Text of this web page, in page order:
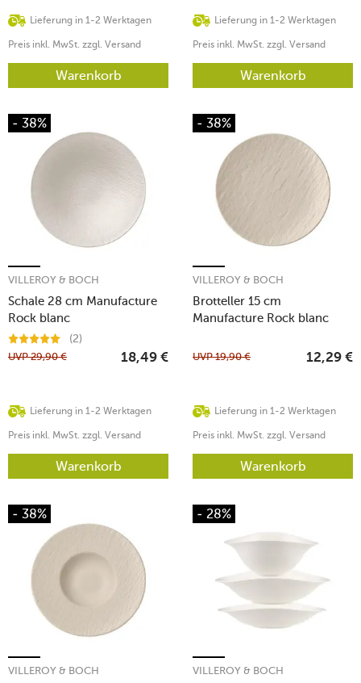
Lieferung in 1-2 Werktagen
Preis inkl. MwSt. zzgl. Versand
Warenkorb
Lieferung in 1-2 Werktagen
Preis inkl. MwSt. zzgl. Versand
Warenkorb
- 38%
Schale 28 cm Manufacture
Rock blanc
VILLEROY & BOCH
(2)
Lieferung in 1-2 Werktagen
UVP29,90 € 18,49 €
Preis inkl. MwSt. zzgl. Versand
Warenkorb
- 38%
Brotteller 15 cm
Manufacture Rock blanc
VILLEROY & BOCH
Lieferung in 1-2 Werktagen
UVP19,90 € 12,29 €
Preis inkl. MwSt. zzgl. Versand
Warenkorb
- 38%
VILLEROY & BOCH
- 28%
VILLEROY & BOCH